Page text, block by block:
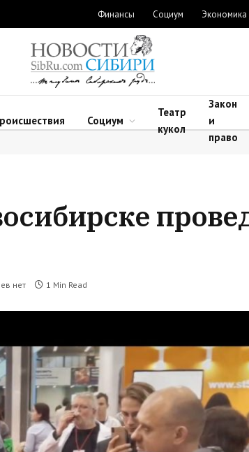
Финансы Социум Экономика
Социум
Театр
кукол
Закон
и
право
нет 1 Min Read